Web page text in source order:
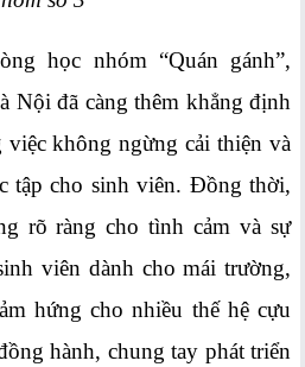
học nhóm “Quán gánh”,
Nội đã càng thêm khẳng định
việc không ngừng cải thiện và
tập cho sinh viên. Đồng thời,
rõ ràng cho tình cảm và sự
viên dành cho mái trường,
hứng cho nhiều thế hệ cựu
hành, chung tay phát triển